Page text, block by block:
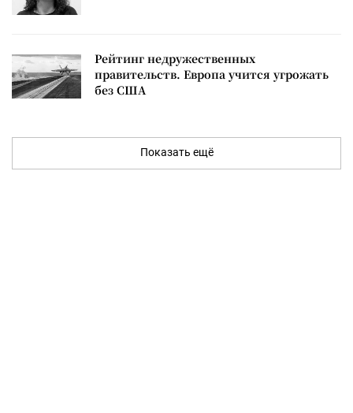
Рейтинг недружественных
правительств. Европа учится угрожать
без США
Показать ещё